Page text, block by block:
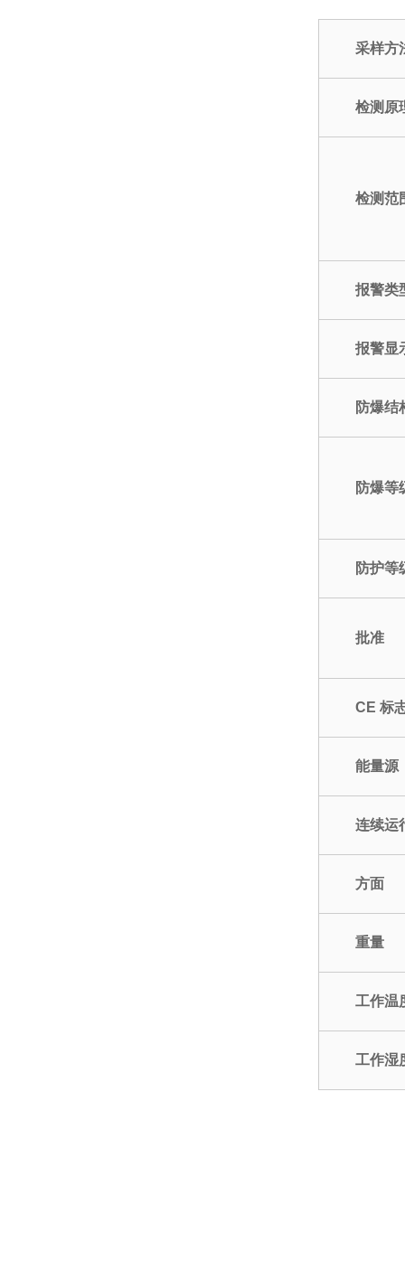
采样方
检测原
检测范
报警类
报警显
防爆结
防爆等
防护等
批准
CE 标
能量源
连续运
方面
重量
工作温
工作湿